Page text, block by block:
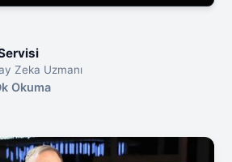
Zeka Uzmanı
Okuma